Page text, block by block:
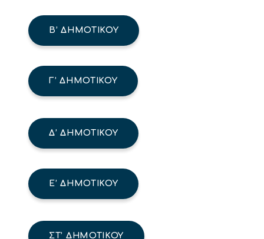
Β’ ΔΗΜΟΤΙΚΟΎ
Γ’ ΔΗΜΟΤΙΚΟΎ
Δ’ ΔΗΜΟΤΙΚΟΎ
Ε’ ΔΗΜΟΤΙΚΟΎ
ΣΤ’ ΔΗΜΟΤΙΚΟΎ